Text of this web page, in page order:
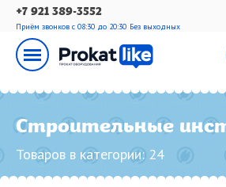
+7 921 389-3552
Приём звонков с 08:30 до 20:30 Без выходных
Строительные
Товаров в категории: 24